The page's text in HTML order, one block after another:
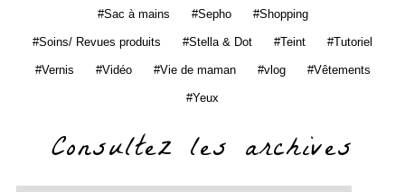
Sac à mains Sepho Shopping
Soins/ Revues produits Stella & Dot Teint Tutoriel
Vernis Vidéo Vie de maman vlog Vêtements
Yeux
Consultez les archives